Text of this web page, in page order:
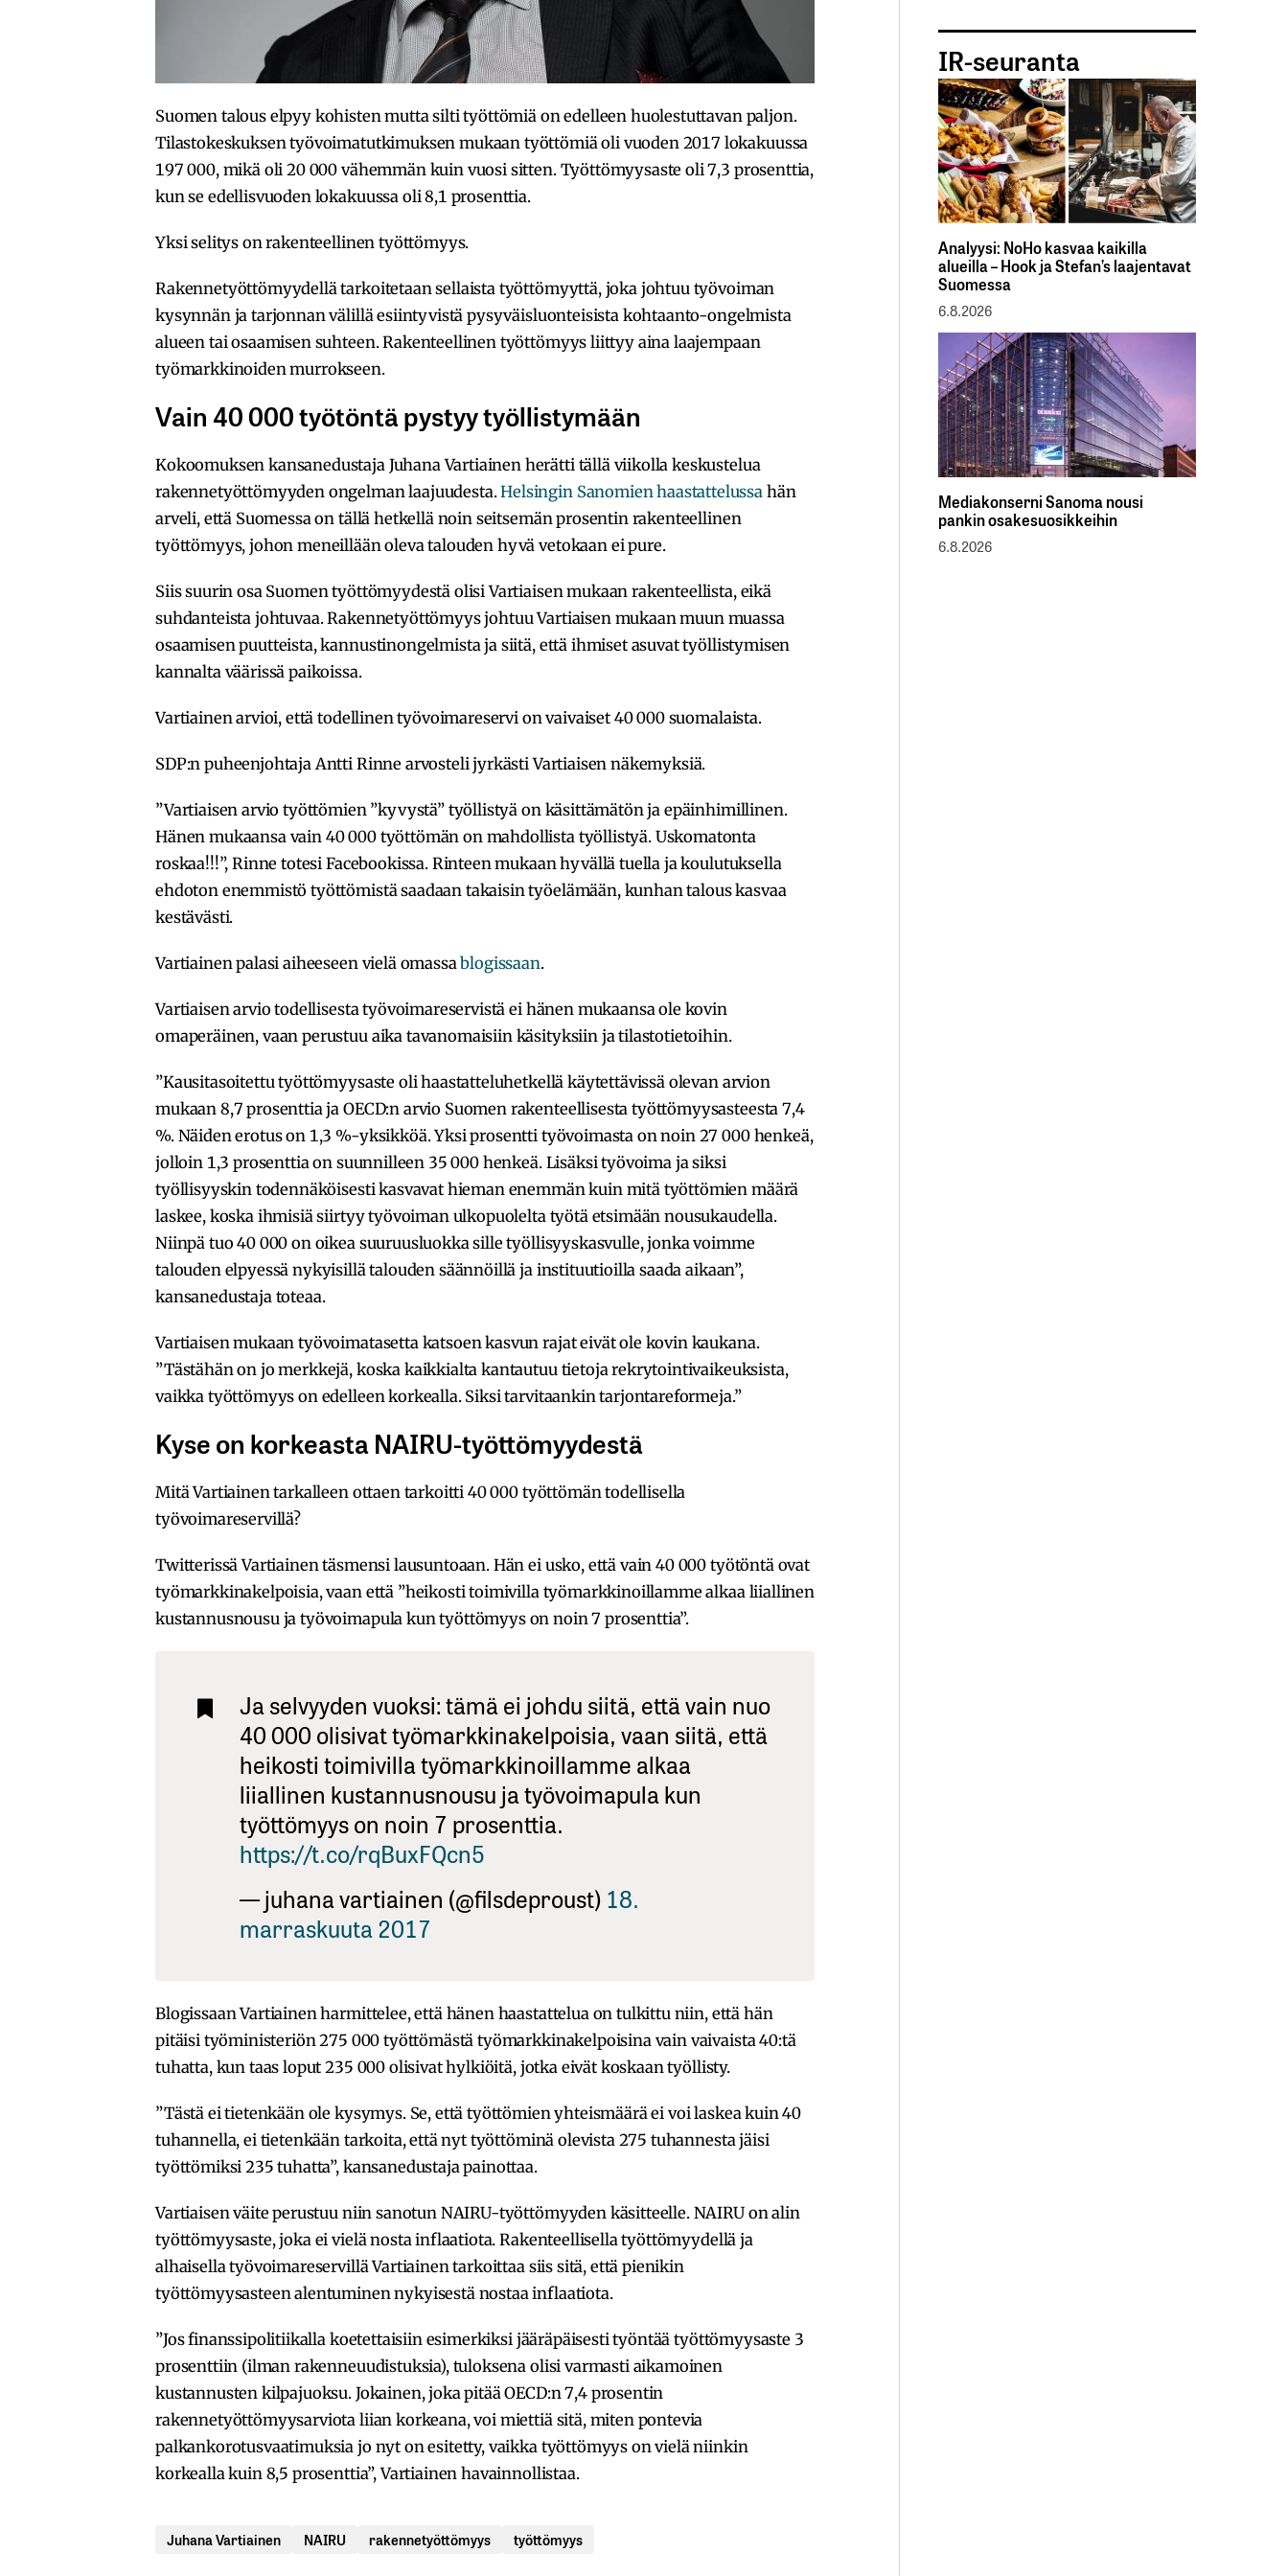
Suomen talous elpyy kohisten mutta silti työttömiä on edelleen huolestuttavan paljon.
Tilastokeskuksen työvoimatutkimuksen mukaan työttömiä oli vuoden 2017 lokakuussa
197 000, mikä oli 20 000 vähemmän kuin vuosi sitten. Työttömyysaste oli 7,3 prosenttia,
kun se edellisvuoden lokakuussa oli 8,1 prosenttia.
Yksi selitys on rakenteellinen työttömyys.
Rakennetyöttömyydellä tarkoitetaan sellaista työttömyyttä, joka johtuu työvoiman
kysynnän ja tarjonnan välillä esiintyvistä pysyväisluonteisista kohtaanto-ongelmista
alueen tai osaamisen suhteen. Rakenteellinen työttömyys liittyy aina laajempaan
työmarkkinoiden murrokseen.
Vain 40 000 työtöntä pystyy työllistymään
Kokoomuksen kansanedustaja Juhana Vartiainen herätti tällä viikolla keskustelua
rakennetyöttömyyden ongelman laajuudesta.Helsingin Sanomien haastattelussa hän
arveli, että Suomessa on tällä hetkellä noin seitsemän prosentin rakenteellinen
työttömyys, johon meneillään oleva talouden hyvä vetokaan ei pure.
Siis suurin osa Suomen työttömyydestä olisi Vartiaisen mukaan rakenteellista, eikä
suhdanteista johtuvaa. Rakennetyöttömyys johtuu Vartiaisen mukaan muun muassa
osaamisen puutteista, kannustinongelmista ja siitä, että ihmiset asuvat työllistymisen
kannalta väärissä paikoissa.
Vartiainen arvioi, että todellinen työvoimareservi on vaivaiset 40 000 suomalaista.
SDP:n puheenjohtaja Antti Rinne arvosteli jyrkästi Vartiaisen näkemyksiä.
”Vartiaisen arvio työttömien ”kyvystä” työllistyä on käsittämätön ja epäinhimillinen.
Hänen mukaansa vain 40 000 työttömän on mahdollista työllistyä. Uskomatonta
roskaa!!!”, Rinne totesi Facebookissa. Rinteen mukaan hyvällä tuella ja koulutuksella
ehdoton enemmistö työttömistä saadaan takaisin työelämään, kunhan talous kasvaa
kestävästi.
Vartiainen palasi aiheeseen vielä omassablogissaan.
Vartiaisen arvio todellisesta työvoimareservistä ei hänen mukaansa ole kovin
omaperäinen, vaan perustuu aika tavanomaisiin käsityksiin ja tilastotietoihin.
”Kausitasoitettu työttömyysaste oli haastatteluhetkellä käytettävissä olevan arvion
mukaan 8,7 prosenttia ja OECD:n arvio Suomen rakenteellisesta työttömyysasteesta 7,4
%. Näiden erotus on 1,3 %-yksikköä. Yksi prosentti työvoimasta on noin 27 000 henkeä,
jolloin 1,3 prosenttia on suunnilleen 35 000 henkeä. Lisäksi työvoima ja siksi
työllisyyskin todennäköisesti kasvavat hieman enemmän kuin mitä työttömien määrä
laskee, koska ihmisiä siirtyy työvoiman ulkopuolelta työtä etsimään nousukaudella.
Niinpä tuo 40 000 on oikea suuruusluokka sille työllisyyskasvulle, jonka voimme
talouden elpyessä nykyisillä talouden säännöillä ja instituutioilla saada aikaan”,
kansanedustaja toteaa.
Vartiaisen mukaan työvoimatasetta katsoen kasvun rajat eivät ole kovin kaukana.
”Tästähän on jo merkkejä, koska kaikkialta kantautuu tietoja rekrytointivaikeuksista,
vaikka työttömyys on edelleen korkealla. Siksi tarvitaankin tarjontareformeja.”
Kyse on korkeasta NAIRU-työttömyydestä
Mitä Vartiainen tarkalleen ottaen tarkoitti 40 000 työttömän todellisella
työvoimareservillä?
Twitterissä Vartiainen täsmensi lausuntoaan. Hän ei usko, että vain 40 000 työtöntä ovat
työmarkkinakelpoisia, vaan että ”heikosti toimivilla työmarkkinoillamme alkaa liiallinen
kustannusnousu ja työvoimapula kun työttömyys on noin 7 prosenttia”.
Ja selvyyden vuoksi: tämä ei johdu siitä, että vain nuo
40 000 olisivat työmarkkinakelpoisia, vaan siitä, että
heikosti toimivilla työmarkkinoillamme alkaa
liiallinen kustannusnousu ja työvoimapula kun
työttömyys on noin 7 prosenttia.
https://t.co/rqBuxFQcn5
— juhana vartiainen (@filsdeproust)18.
marraskuuta 2017
Blogissaan Vartiainen harmittelee, että hänen haastattelua on tulkittu niin, että hän
pitäisi työministeriön 275 000 työttömästä työmarkkinakelpoisina vain vaivaista 40:tä
tuhatta, kun taas loput 235 000 olisivat hylkiöitä, jotka eivät koskaan työllisty.
”Tästä ei tietenkään ole kysymys. Se, että työttömien yhteismäärä ei voi laskea kuin 40
tuhannella, ei tietenkään tarkoita, että nyt työttöminä olevista 275 tuhannesta jäisi
työttömiksi 235 tuhatta”, kansanedustaja painottaa.
Vartiaisen väite perustuu niin sanotun NAIRU-työttömyyden käsitteelle. NAIRU on alin
työttömyysaste, joka ei vielä nosta inflaatiota. Rakenteellisella työttömyydellä ja
alhaisella työvoimareservillä Vartiainen tarkoittaa siis sitä, että pienikin
työttömyysasteen alentuminen nykyisestä nostaa inflaatiota.
”Jos finanssipolitiikalla koetettaisiin esimerkiksi jääräpäisesti työntää työttömyysaste 3
prosenttiin (ilman rakenneuudistuksia), tuloksena olisi varmasti aikamoinen
kustannusten kilpajuoksu. Jokainen, joka pitää OECD:n 7,4 prosentin
rakennetyöttömyysarviota liian korkeana, voi miettiä sitä, miten pontevia
palkankorotusvaatimuksia jo nyt on esitetty, vaikka työttömyys on vielä niinkin
korkealla kuin 8,5 prosenttia”, Vartiainen havainnollistaa.
Juhana Vartiainen NAIRU rakennetyöttömyys työttömyys
IR-seuranta
Analyysi: NoHo kasvaa kaikilla
alueilla – Hook ja Stefan’s laajentavat
Suomessa
6.8.2026
Mediakonserni Sanoma nousi
pankin osakesuosikkeihin
6.8.2026